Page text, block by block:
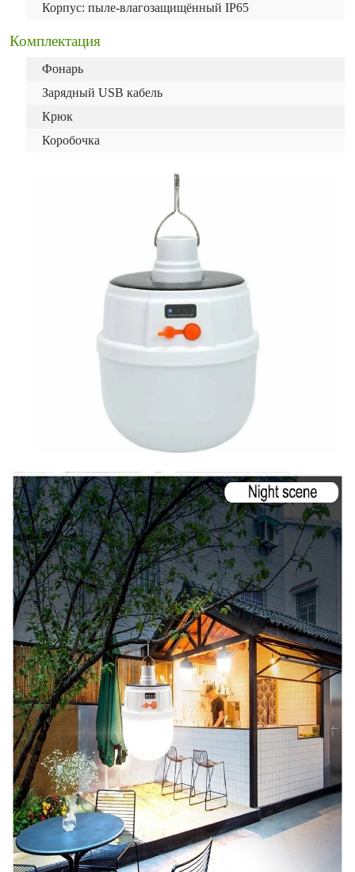
Корпус: пыле-влагозащищённый IP65
Комплектация
Фонарь
Зарядный USB кабель
Крюк
Коробочка